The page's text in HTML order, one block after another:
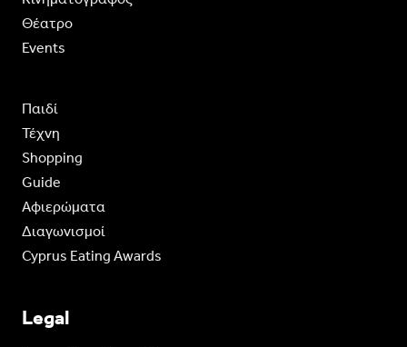
Θέατρο
Events
Παιδί
Τέχνη
Shopping
Guide
Aφιερώματα
Διαγωνισμοί
Cyprus Eating Awards
Legal